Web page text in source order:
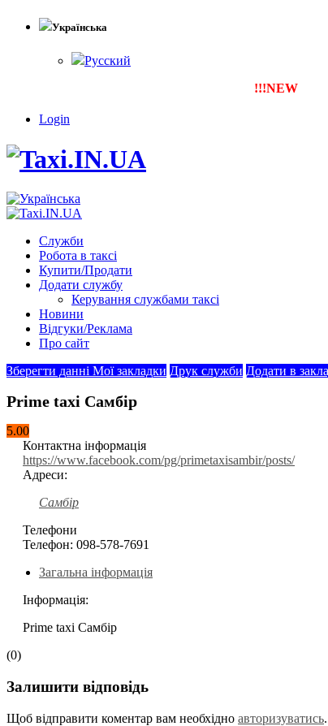
Українська
Русский
!!!NEW Тепер ти
Login
Служби
Робота в таксі
Купити/Продати
Додати службу
Керування службами таксі
Новини
Відгуки/Реклама
Про сайт
Зберегти данні Мої закладки Друк служби Додати в
Prime taxi Самбір
5.00
Контактна інформація
https://www.facebook.com/pg/primetaxisambir/posts/
Адреси:
Самбір
Телефони
Телефон: 098-578-7691
Загальна інформація
Інформація:
Prime taxi Самбір
(0)
Залишити відповідь
Щоб відправити коментар вам необхідно авторизуватись.